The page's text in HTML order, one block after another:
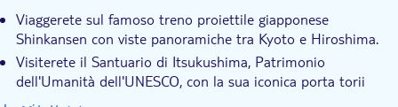
La giornata si conclude con il ritorno a Kyoto a bordo del treno
ad alta velocità, un'escursione che permette di conoscere la
storia e le bellezze naturali del Giappone.
Ingresso incluso
Voucher elettronico
Viaggerete sul famoso treno proiettile giapponese
Shinkansen con viste panoramiche tra Kyoto e Hiroshima.
Visiterete il Santuario di Itsukushima, Patrimonio
dell'Umanità dell'UNESCO, con la sua iconica porta torii
galleggiante.